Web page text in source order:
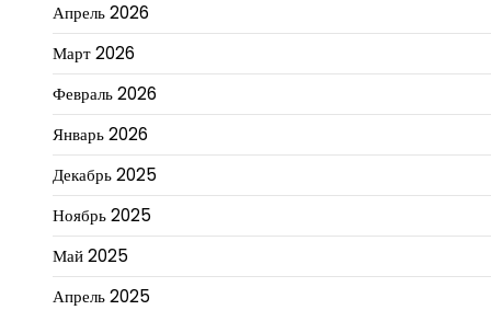
Апрель 2026
Март 2026
Февраль 2026
Январь 2026
Декабрь 2025
Ноябрь 2025
Май 2025
Апрель 2025